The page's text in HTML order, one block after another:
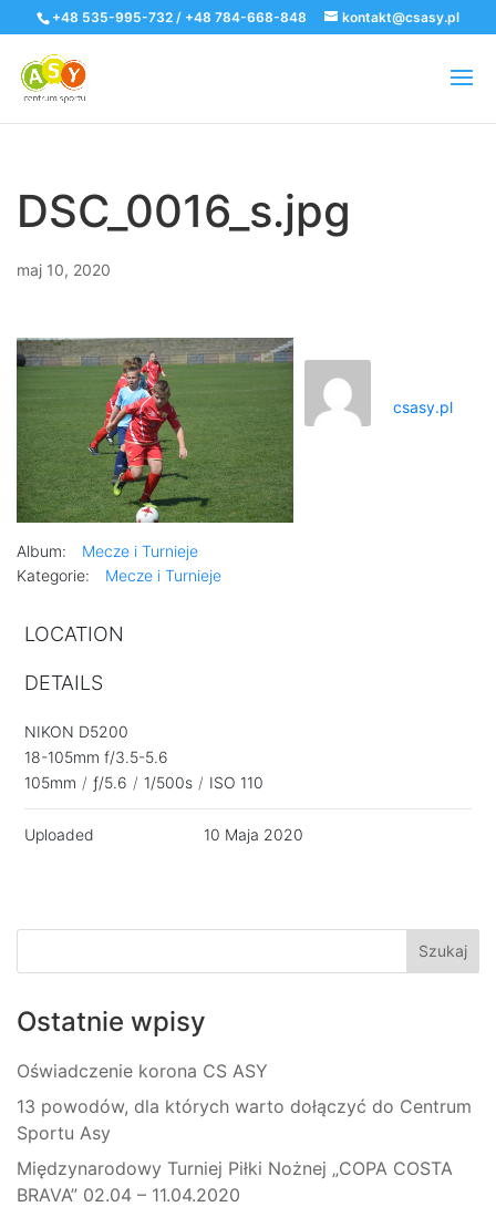
+48 535-995-732 / +48 784-668-848 kontakt@csasy.pl
DSC_0016_s.jpg
maj 10, 2020
csasy.pl
Album:
Mecze i Turnieje
Kategorie:
Mecze i Turnieje
LOCATION
DETAILS
NIKON D5200
18-105mm f/3.5-5.6
105mm / ƒ/5.6 / 1/500s / ISO 110
Uploaded 10 Maja 2020
Ostatnie wpisy
Oświadczenie korona CS ASY
13 powodów, dla których warto dołączyć do Centrum
Sportu Asy
Międzynarodowy Turniej Piłki Nożnej „COPA COSTA
BRAVA” 02.04 – 11.04.2020